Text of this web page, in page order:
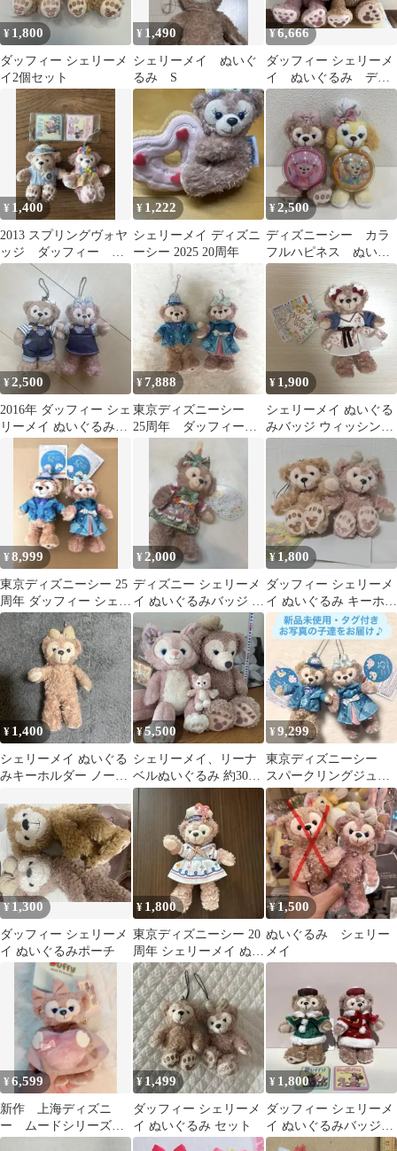
¥ 1,800
ダッフィー シェリーメ
イ2個セット
¥ 1,490
シェリーメイ ぬいぐ
るみ S
¥6,666
ダッフィー シェリーメ
イ ぬいぐるみ ディ
ズニーシー ★新品★
¥ 1,400
2013 スプリングヴォヤ
ッジ ダッフィー シ
ェリーメイ ぬいぐる
み ストラップ
¥ 1,222
シェリーメイ ディズニ
ーシー 2025 20周年
¥2,500
ディズニーシー カラ
フルハピネス ぬいぐ
るみチャーム シェリ
ーメイ クッキーアン
¥2,500
2016年 ダッフィー シェ
リーメイ ぬいぐるみバ
¥ 7,888
東京ディズニーシー
25周年 ダッフィー
シェリーメイ ぬいぐ
るみチャーム
¥ 1,900
シェリーメイ ぬいぐる
みバッジ ウィッシン
グ・ウィングス
¥8,999
東京ディズニーシー 25
周年 ダッフィー シェリ
ーメイ ぬいぐるみバッ
ジ
¥ 2,000
ディズニー シェリーメ
イ ぬいぐるみバッジ イ
ースター2019
¥ 1,800
ダッフィー シェリーメ
イ ぬいぐるみ キーホル
ダー ②
¥ 1,400
シェリーメイ ぬいぐる
みキーホルダー ノーマ
¥5,500
シェリーメイ、リーナ
ベルぬいぐるみ 約30cm
キーホルダー付き
¥9,299
東京ディズニーシー
スパークリングジュビ
リー ダッフィー メ
イ ぬいば
¥1,300
ダッフィー シェリーメ
イ ぬいぐるみポーチ
¥ 1,800
東京ディズニーシー 20
周年 シェリーメイ ぬい
ぐるみバッジ
¥1,500
ぬいぐるみ シェリー
メイ
¥6,599
新作 上海ディズニ
ー ムードシリーズ
シェリーメイぬいぐる
¥ 1,499
ダッフィー シェリーメ
イ ぬいぐるみ セット
¥ 1,800
ダッフィー シェリーメ
イ ぬいぐるみバッジ
2012 クリスマス 新品最